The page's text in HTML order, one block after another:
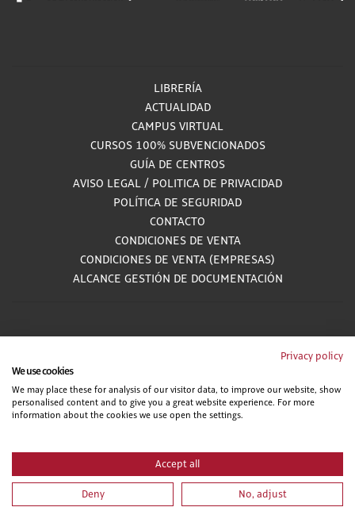
LIBRERÍA
ACTUALIDAD
CAMPUS VIRTUAL
CURSOS 100% SUBVENCIONADOS
GUÍA DE CENTROS
AVISO LEGAL / POLITICA DE PRIVACIDAD
POLÍTICA DE SEGURIDAD
CONTACTO
CONDICIONES DE VENTA
CONDICIONES DE VENTA (EMPRESAS)
ALCANCE GESTIÓN DE DOCUMENTACIÓN
Teléfono gratuito atendido por asesores especializados L-V 8:00 - 15:00
Privacy policy
We use cookies
We may place these for analysis of our visitor data, to improve our website, show
personalised content and to give you a great website experience. For more
information about the cookies we use open the settings.
Accept all
Deny No, adjust